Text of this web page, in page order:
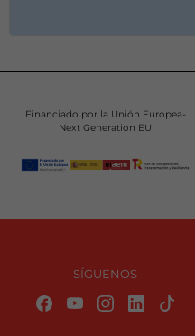
Financiado por la Unión Europea-
Next Generation EU
SÍGUENOS